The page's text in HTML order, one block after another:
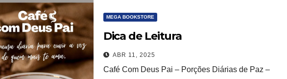
MEGA BOOKSTORE
Dica de Leitura
ABR 11, 2025
Café Com Deus Pai – Porções Diárias de Paz –